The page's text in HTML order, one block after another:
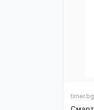
timer.bg